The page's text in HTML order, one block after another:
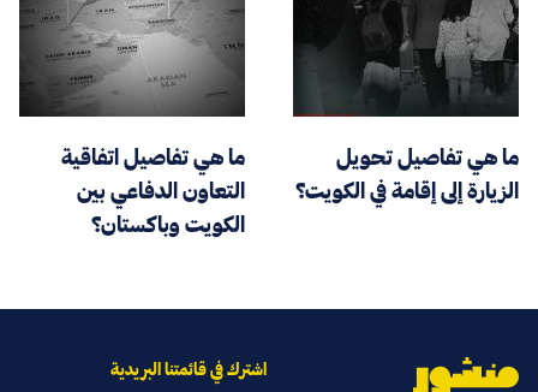
ما هي تفاصيل تحويل
الزيارة إلى إقامة في الكويت؟
ما هي تفاصيل اتفاقية
التعاون الدفاعي بين
الكويت وباكستان؟
اشترك في قائمتنا البريدية